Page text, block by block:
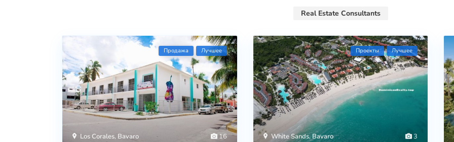
Real Estate Consultants
16
Los Corales, Bavaro
Продажа Лучшее
3
White Sands,Bavaro
Проекты Лучшее